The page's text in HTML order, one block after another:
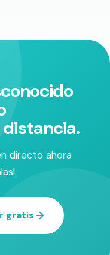
distancia.
directo ahora
gratis